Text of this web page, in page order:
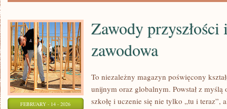
FEBRUARY - 14 - 2026
Zawody przyszłości
zawodowa
To niezależny magazyn poświęcony
unijnym oraz globalnym. Powstał z
szkołę i uczenie się nie tylko „tu i teraz”,